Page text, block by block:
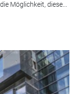
Möglichkeit, diese...